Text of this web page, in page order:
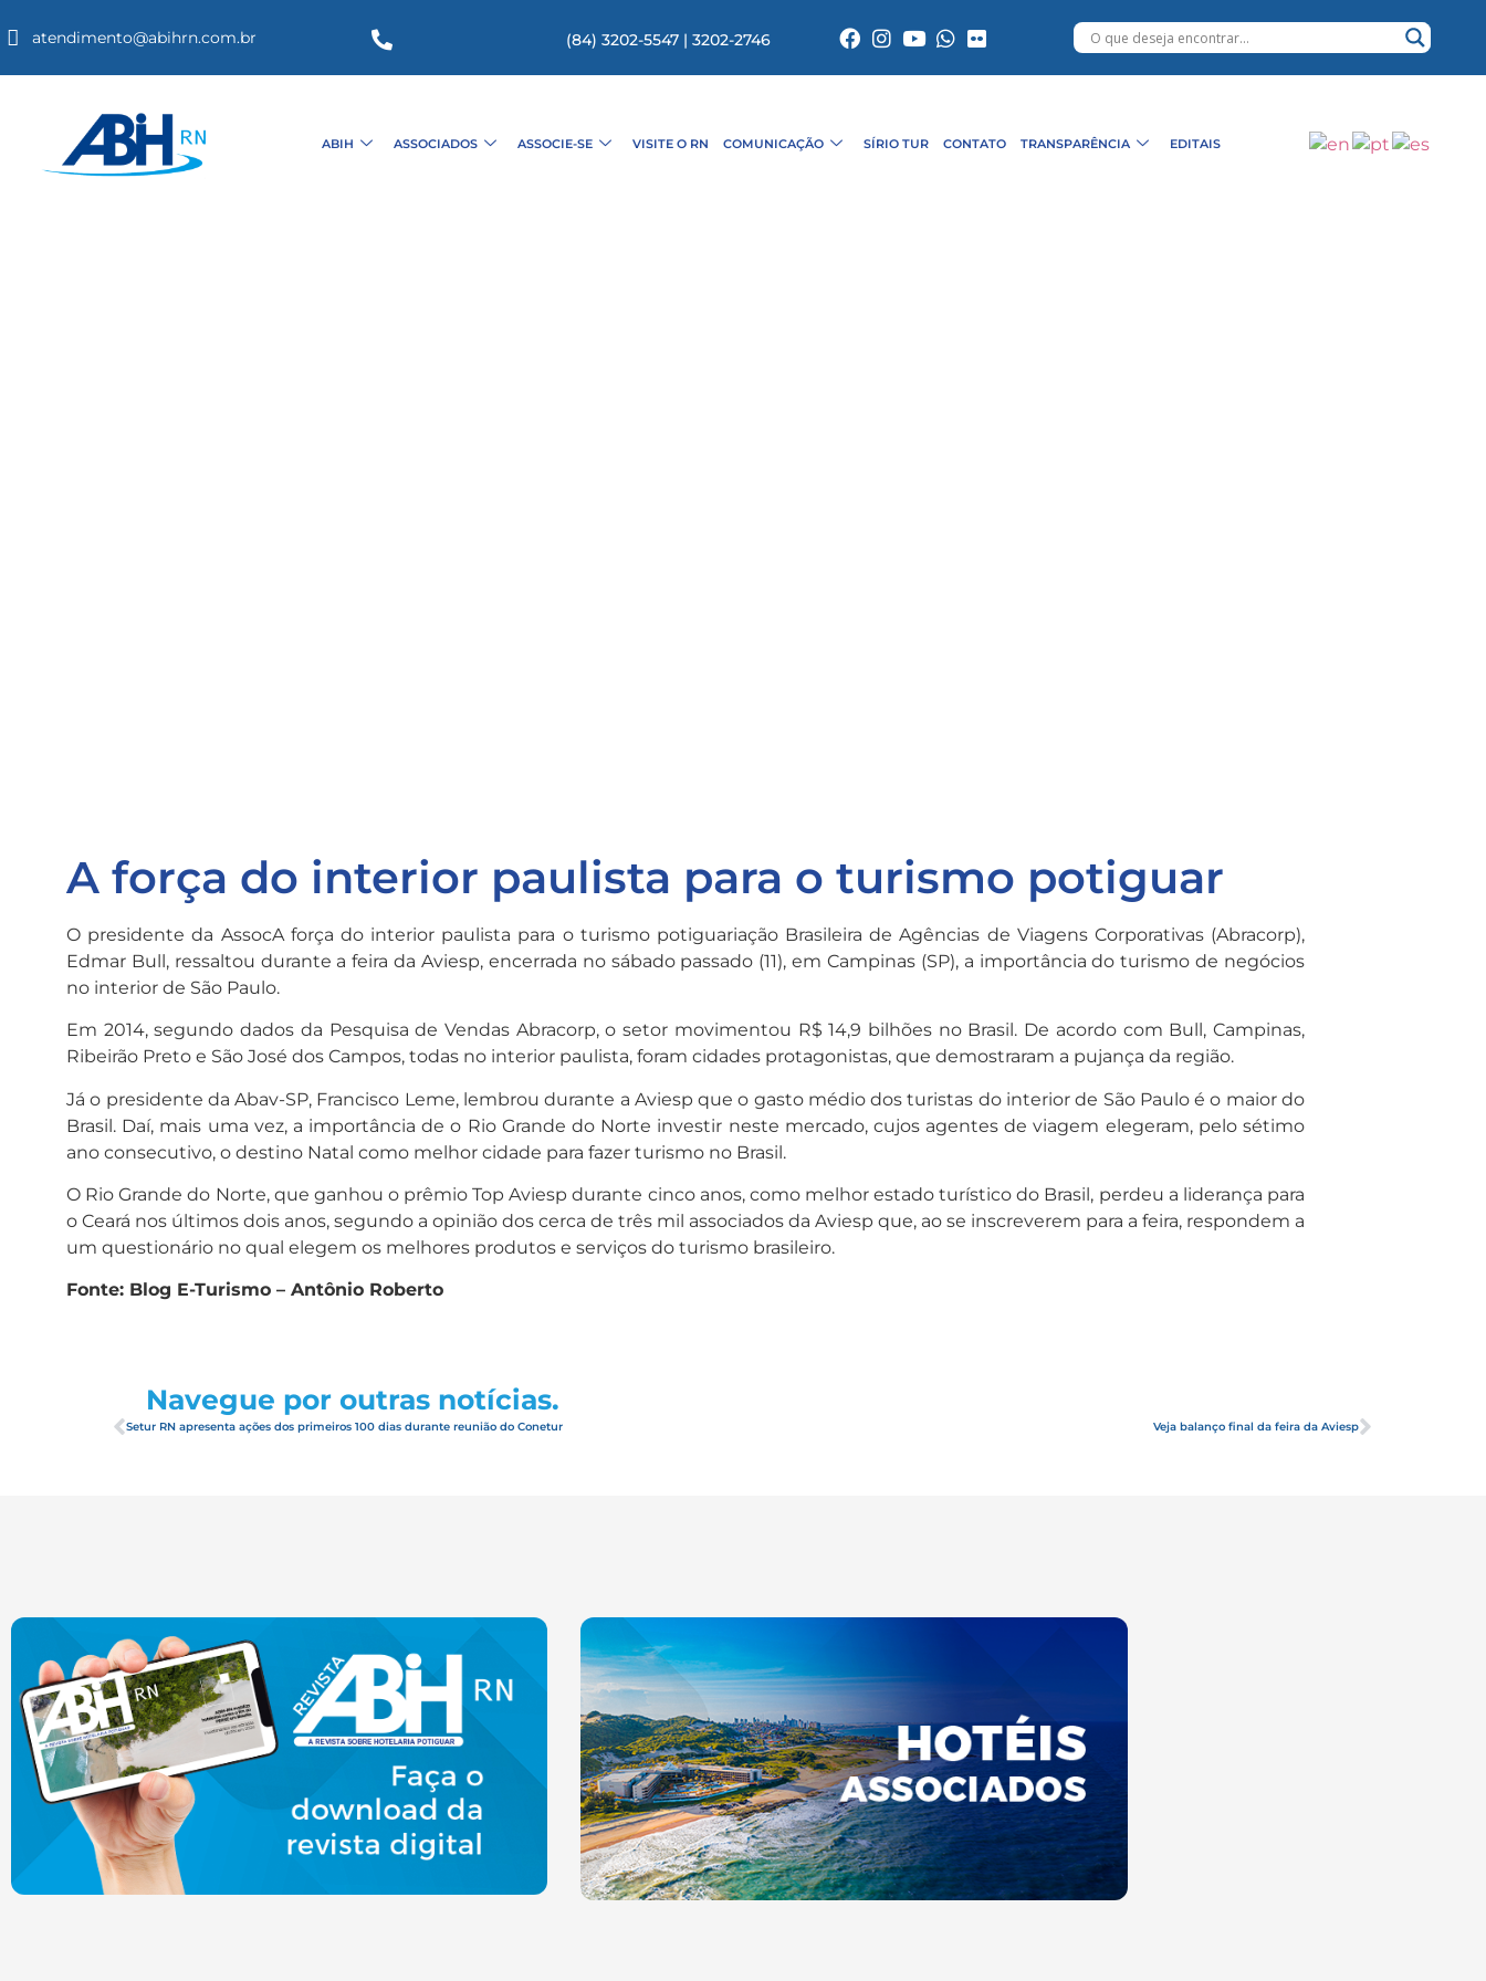
atendimento@abihrn.com.br (84) 3202-5547 | 3202-2746
ABIH ASSOCIADOS ASSOCIE-SE VISITE O RN COMUNICAÇÃO SÍRIO TUR CONTATO TRANSPARÊNCIA EDITAIS
A força do interior paulista para o turismo potiguar
O presidente da AssocA força do interior paulista para o turismo potiguariação Brasileira de Agências de Viagens Corporativas (Abracorp),
Edmar Bull, ressaltou durante a feira da Aviesp, encerrada no sábado passado (11), em Campinas (SP), a importância do turismo de negócios
no interior de São Paulo.
Em 2014, segundo dados da Pesquisa de Vendas Abracorp, o setor movimentou R$ 14,9 bilhões no Brasil. De acordo com Bull, Campinas,
Ribeirão Preto e São José dos Campos, todas no interior paulista, foram cidades protagonistas, que demostraram a pujança da região.
Já o presidente da Abav-SP, Francisco Leme, lembrou durante a Aviesp que o gasto médio dos turistas do interior de São Paulo é o maior do
Brasil. Daí, mais uma vez, a importância de o Rio Grande do Norte investir neste mercado, cujos agentes de viagem elegeram, pelo sétimo
ano consecutivo, o destino Natal como melhor cidade para fazer turismo no Brasil.
O Rio Grande do Norte, que ganhou o prêmio Top Aviesp durante cinco anos, como melhor estado turístico do Brasil, perdeu a liderança para
o Ceará nos últimos dois anos, segundo a opinião dos cerca de três mil associados da Aviesp que, ao se inscreverem para a feira, respondem a
um questionário no qual elegem os melhores produtos e serviços do turismo brasileiro.
Fonte: Blog E-Turismo – Antônio Roberto
Navegue por outras notícias.
Setur RN apresenta ações dos primeiros 100 dias durante reunião do Conetur Veja balanço final da feira da Aviesp